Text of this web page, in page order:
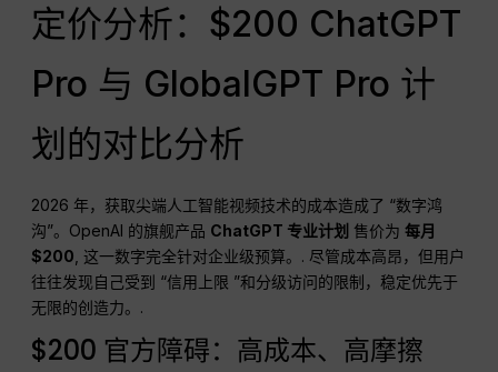
定价分析：$200 ChatGPT
Pro 与 GlobalGPT Pro 计
划的对比分析
2026 年，获取尖端人工智能视频技术的成本造成了 “数字鸿
沟”。OpenAI 的旗舰产品 ChatGPT 专业计划 售价为每月
$200 , 这一数字完全针对企业级预算。. 尽管成本高昂，但用户
往往发现自己受到 “信用上限 ”和分级访问的限制，稳定优先于
无限的创造力。.
$200 官方障碍：高成本、高摩擦